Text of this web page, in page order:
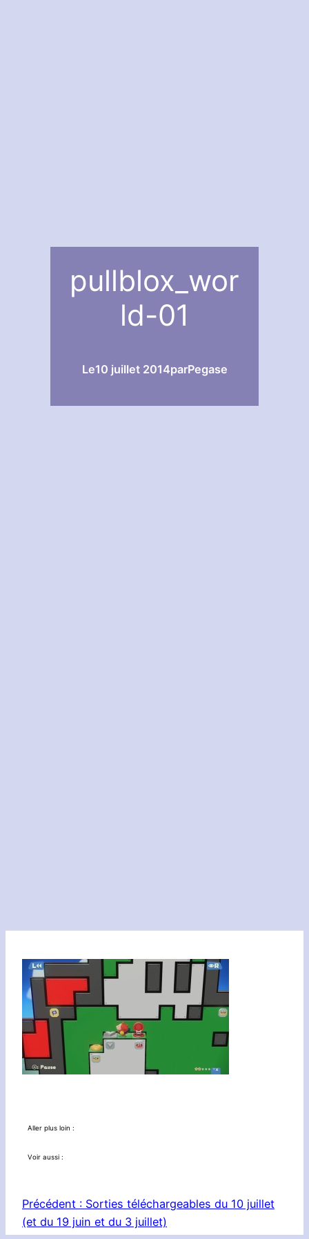
pullblox_wor
ld-01
Le10 juillet 2014parPegase
Aller plus loin :
Voir aussi :
Précédent : Sorties téléchargeables du 10 juillet
(et du 19 juin et du 3 juillet)